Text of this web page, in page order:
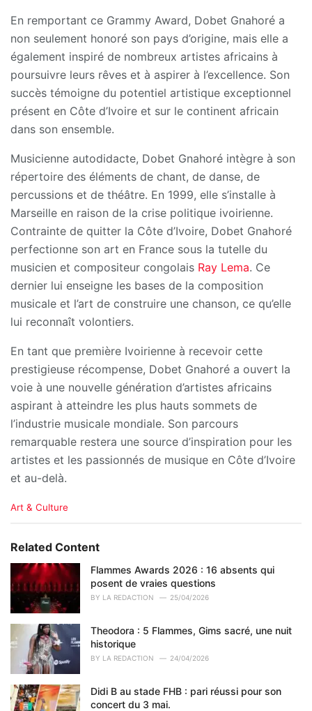
En remportant ce Grammy Award, Dobet Gnahoré a
non seulement honoré son pays d’origine, mais elle a
également inspiré de nombreux artistes africains à
poursuivre leurs rêves et à aspirer à l’excellence. Son
succès témoigne du potentiel artistique exceptionnel
présent en Côte d’Ivoire et sur le continent africain
dans son ensemble.
Musicienne autodidacte, Dobet Gnahoré intègre à son
répertoire des éléments de chant, de danse, de
percussions et de théâtre. En 1999, elle s’installe à
Marseille en raison de la crise politique ivoirienne.
Contrainte de quitter la Côte d’Ivoire, Dobet Gnahoré
perfectionne son art en France sous la tutelle du
musicien et compositeur congolais Ray Lema. Ce
dernier lui enseigne les bases de la composition
musicale et l’art de construire une chanson, ce qu’elle
lui reconnaît volontiers.
En tant que première Ivoirienne à recevoir cette
prestigieuse récompense, Dobet Gnahoré a ouvert la
voie à une nouvelle génération d’artistes africains
aspirant à atteindre les plus hauts sommets de
l’industrie musicale mondiale. Son parcours
remarquable restera une source d’inspiration pour les
artistes et les passionnés de musique en Côte d’Ivoire
et au-delà.
C
e
r
i
e
Art & Culture
Related Content
Flammes Awards 2026 : 16 absents qui
posent de vraies questions
BY LA REDACTION 25/04/2026
Theodora : 5 Flammes, Gims sacré, une nuit
historique
BY LA REDACTION 24/04/2026
Didi B au stade FHB : pari réussi pour son
concert du 3 mai.